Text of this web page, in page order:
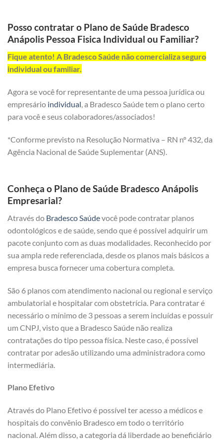
Posso contratar o Plano de Saúde Bradesco
Anápolis Pessoa Fisica Individual ou Familiar?
Fique atento! A Bradesco Saúde não comercializa seguro
individual ou familiar.
Agora se você for representante de uma pessoa jurídica ou
empresário individual , a Bradesco Saúde tem o plano certo
para você e seus colaboradores/associados!
*Conforme previsto na Resolução Normativa – RN nº 432, da
Agência Nacional de Saúde Suplementar (ANS).
Conheça o Plano de Saúde Bradesco Anápolis
Empresarial?
Através do Bradesco Saúdevocê pode contratar planos
odontológicos e de saúde, sendo que é possível adquirir um
pacote conjunto com as duas modalidades. Reconhecido por
sua ampla rede referenciada, desde os planos mais básicos a
empresa busca fornecer uma cobertura completa.
São 6 planos com atendimento nacional ou regional e serviço
ambulatorial e hospitalar com obstetrícia. Para contratar é
necessário o mínimo de 3 pessoas a serem incluídas e possuir
um CNPJ, visto que a Bradesco Saúde não realiza
contratações do tipo pessoa física. Neste caso, é possível
contratar por adesão utilizando uma administradora como
intermediária.
Plano Efetivo
Através do Plano Efetivo é possível ter acesso a médicos e
hospitais do convênio Bradesco em todo o território
nacional. Além disso, a categoria dá liberdade ao beneficiário